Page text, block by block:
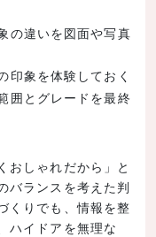
の違いを図面や写真
印象を体験しておく
囲とグレードを最終
おしゃれだから」と
バランスを考えた判
くりでも、情報を整
ハイドアを無理な